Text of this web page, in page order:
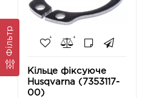
Фільтр
Кільце фіксуюче
Husqvarna (7353117-
00)